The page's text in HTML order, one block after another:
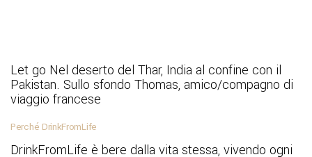
Let go Nel deserto del Thar, India al confine con il
Pakistan. Sullo sfondo Thomas, amico/compagno di
viaggio francese
Perché DrinkFromLife
DrinkFromLife è bere dalla vita stessa, vivendo ogni